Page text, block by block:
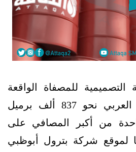
التصميمية للمصفاة الواقعة
على ساحل الخليج العربي نحو 837 ألف برميل
من أكبر المصافي على
لموقع شركة بترول أبوظبي